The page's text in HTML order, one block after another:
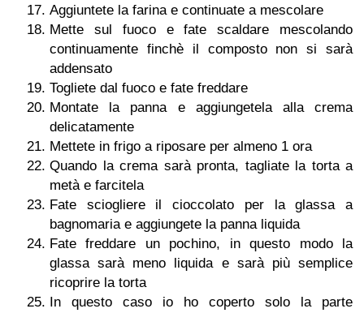
Aggiuntete la farina e continuate a mescolare
Mette sul fuoco e fate scaldare mescolando
continuamente finchè il composto non si sarà
addensato
Togliete dal fuoco e fate freddare
Montate la panna e aggiungetela alla crema
delicatamente
Mettete in frigo a riposare per almeno 1 ora
Quando la crema sarà pronta, tagliate la torta a
metà e farcitela
Fate sciogliere il cioccolato per la glassa a
bagnomaria e aggiungete la panna liquida
Fate freddare un pochino, in questo modo la
glassa sarà meno liquida e sarà più semplice
ricoprire la torta
In questo caso io ho coperto solo la parte